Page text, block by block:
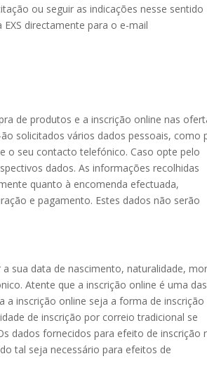
ou seguir as indicações nesse sentido
directamente para o e-mail
de produtos e a inscrição online nas
solicitados vários dados pessoais, como
o seu contacto telefónico. Caso opte pelo
dados. As informações recolhidas
quanto à encomenda efectuada,
e pagamento. Estes dados não serão
sua data de nascimento, naturalidade,
Atente que a inscrição online é uma das
a inscrição online seja a forma de inscrição
de inscrição por correio tradicional se
dados fornecidos para efeito de inscrição
tal seja necessário para efeitos de